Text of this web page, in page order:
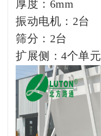
厚度：6mm
振动电机：2台
筛分：2台
扩展侧：4个单元